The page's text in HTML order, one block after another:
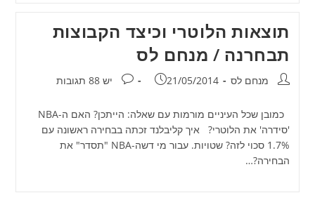
תוצאות הלוטרי וכיצד הקבוצות
תבחרנה / מנחם לס
מחבר:מנחם לס פורסם:
21/05/2014 תגובות:
יש 88 תגובות
כמובן שכל העיניים מורמות עם שאלה: הייתכן? האם ה-NBA
'סידרה' את הלוטרי? איך קליבלנד זכתה בבחירה ראשונה עם
1.7% סכוי לזה? שטויות. עבור מי דשה-NBA "תסדר" את
הבחירה?…